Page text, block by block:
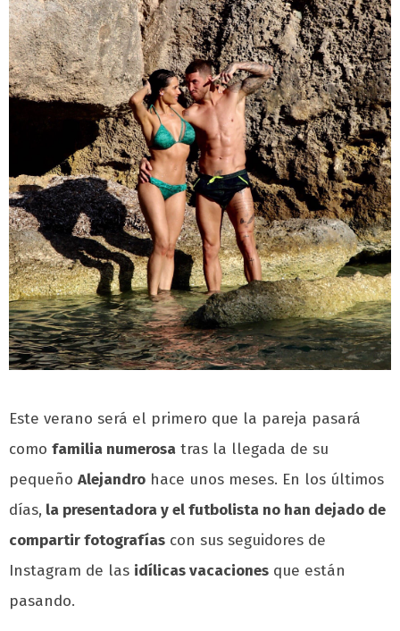
Este verano será el primero que la pareja pasará
como familia numerosa tras la llegada de su
pequeño Alejandro hace unos meses. En los últimos
días, la presentadora y el futbolista no han dejado de
compartir fotografías con sus seguidores de
Instagram de las idílicas vacaciones que están
pasando.